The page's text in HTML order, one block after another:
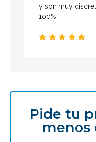
y son muy
100%
    
Pide tu
menos